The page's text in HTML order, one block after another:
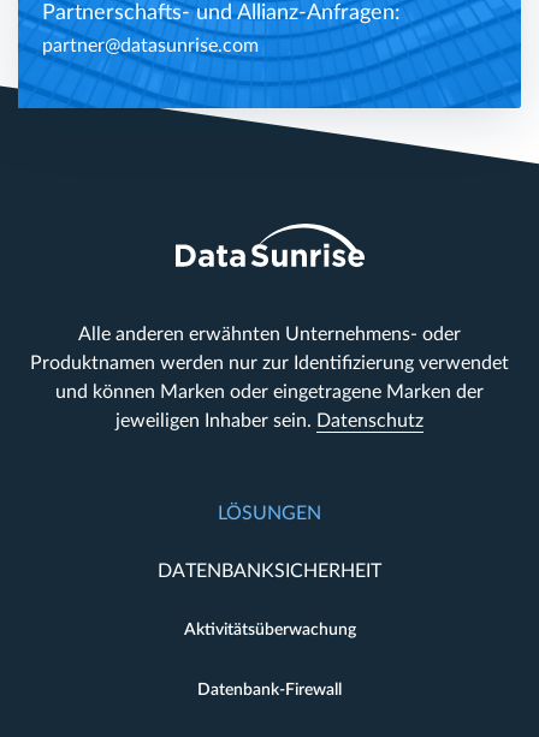
Partnerschafts- und Allianz-Anfragen:
partner@datasunrise.com
Alle anderen erwähnten Unternehmens- oder
Produktnamen werden nur zur Identifizierung verwendet
und können Marken oder eingetragene Marken der
jeweiligen Inhaber sein. Datenschutz
LÖSUNGEN
DATENBANKSICHERHEIT
Aktivitätsüberwachung
Datenbank-Firewall